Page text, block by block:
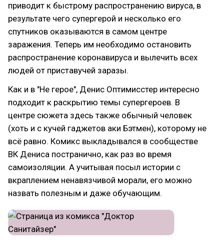
приводит к быстрому распространению вируса, в
результате чего супергерой и несколько его
спутников оказываются в самом центре
заражения. Теперь им необходимо остановить
распространение коронавируса и вылечить всех
людей от приставучей заразы.
Как и в "Не герое", Денис Оптимисстер интересно
подходит к раскрытию темы супергероев. В
центре сюжета здесь также обычный человек
(хоть и с кучей гаджетов аки Бэтмен), которому не
всё равно. Комикс выкладывался в сообществе
ВК Дениса постранично, как раз во время
самоизоляции. А учитывая посыл истории с
вкраплением ненавязчивой морали, его можно
назвать полезным и даже обучающим.